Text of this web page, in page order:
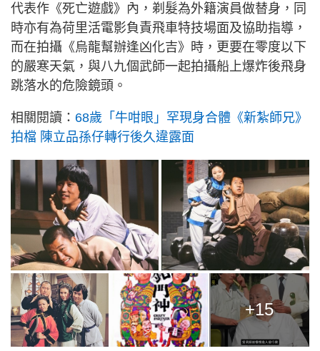
代表作《死亡遊戲》內，剃髮為外籍演員做替身，同
時亦有為荷里活電影負責飛車特技場面及協助指導，
而在拍攝《烏龍幫辦逢凶化吉》時，更要在零度以下
的嚴寒天氣，與八九個武師一起拍攝船上爆炸後飛身
跳落水的危險鏡頭。
相關閱讀： 68歲「牛咁眼」罕現身合體《新紮師兄》
拍檔 陳立品孫仔轉行後久違露面
+15